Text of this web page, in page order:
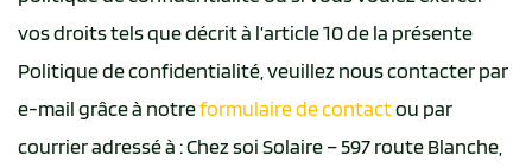
vos droits tels que décrit à l’article 10 de la présente
Politique de confidentialité, veuillez nous contacter par
e-mail grâce à notreformulaire de contactou par
courrier adressé à : Chez soi Solaire – 597 route Blanche,